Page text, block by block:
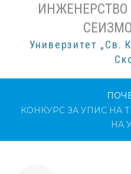
Универзитет „Св.
КОНКУРС ЗА УПИС НА
НА